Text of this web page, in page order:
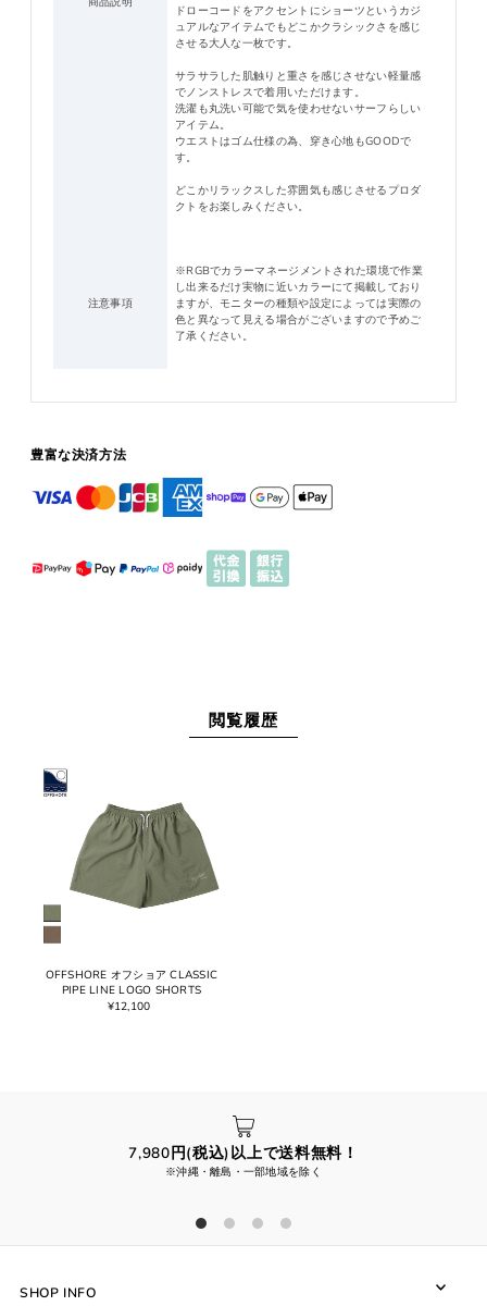
ドローコードをアクセントにショーツというカジ
ュアルなアイテムでもどこかクラシックさを感じ
させる大人な一枚です。
サラサラした肌触りと重さを感じさせない軽量感
でノンストレスで着用いただけます。
洗濯も丸洗い可能で気を使わせないサーフらしい
アイテム。
ウエストはゴム仕様の為、穿き心地もGOODで
す。
どこかリラックスした雰囲気も感じさせるプロダ
クトをお楽しみください。
注意事項
※RGBでカラーマネージメントされた環境で作業
し出来るだけ実物に近いカラーにて掲載しており
ますが、モニターの種類や設定によっては実際の
色と異なって見える場合がございますので予めご
了承ください。
豊富な決済方法
閲覧履歴
OFFSHORE オフショア CLASSIC
PIPE LINE LOGO SHORTS
¥12,100
7,980円(税込)以上で送料無料！
※沖縄・離島・一部地域を除く
SHOP INFO